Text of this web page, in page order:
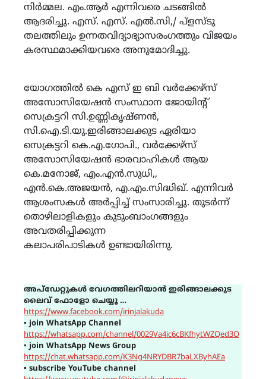
നിർമ്മല. എം.ആർ എന്നിവരെ ചടങ്ങിൽ
ആദരിച്ചു. എസ്. എസ്. എൽ.സി,/ പ്ളസ്ടു
തലത്തിലും ഉന്നതവിദ്യാഭ്യാസരംഗത്തും വിജയം
കരസ്ഥമാക്കിയവരെ അനുമോദിച്ചു.
യോഗത്തിൽ കെ എസ് ഇ ബി വർക്കേഴ്സ്
അസോസിയേഷൻ സംസ്ഥാന ജോയിന്റ്
സെക്രട്ടറി സി.ഉണ്ണികൃഷ്ണൻ,
സി.ഐ.ടി.യു.ഇരിങ്ങാലക്കുട ഏരിയാ
സെക്രട്ടറി കെ.എ.ഗോപി., വർക്കേഴ്സ്
അസോസിയേഷൻ ഭാരവാഹികൾ ആയ
കെ.മനോജ്, എം.എൻ.സുധി,,
എൻ.കെ.അജയൻ, എ.എം.സിദ്ധിഖ്. എന്നിവർ
ആശംസകൾ അർപ്പിച്ച് സംസാരിച്ചു. തുടർന്ന്
തൊഴിലാളികളും കുടുംബാംഗങ്ങളും
അവതരിപ്പിക്കുന്ന
കലാപരിപാടികൾ ഉണ്ടായിരിന്നു.
അപ്ഡേറ്റുകൾ വേഗത്തിലറിയാൻ ഇരിങ്ങാലക്കുട
ലൈവ് ഫോളോ ചെയ്യൂ …
https://www.facebook.com/irinjalakuda
▪ join WhatsApp Channel
https://whatsapp.com/channel/0029Va4ic6cBKfhytWZQed3O
▪ join WhatsApp News Group
https://chat.whatsapp.com/K3Ng4NRYDBR7baLXByhAEa
▪ subscribe YouTube channel